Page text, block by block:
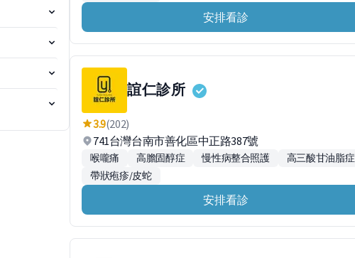
安排看診
誼仁診所
3.9(202)
741台灣台南市善化區中正路387號
喉嚨痛 高膽固醇症 慢性病整合照護
高三酸甘油脂症
帶狀疱疹/皮蛇
安排看診